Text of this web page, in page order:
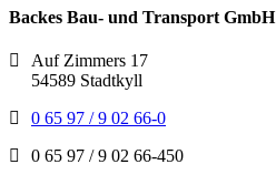
Backes Bau- und Transport GmbH
Auf Zimmers 17
54589 Stadtkyll
0 65 97 / 9 02 66-0
0 65 97 / 9 02 66-450